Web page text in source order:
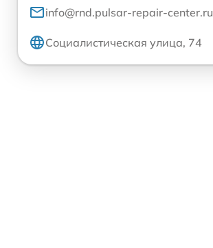
info@rnd.pulsar-repair-center.ru
Социалистическая улица, 74